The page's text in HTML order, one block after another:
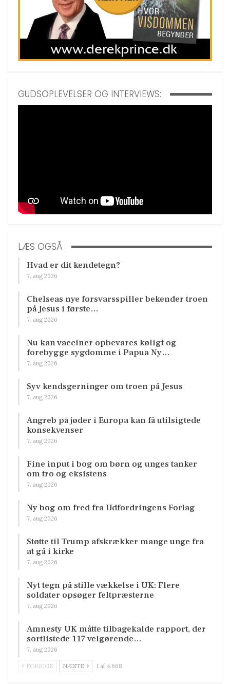
GUDSOPLEVELSER OG INTERVIEWS:
LÆS OGSÅ
Hvad er dit kendetegn?
7. aug 2026
Chelseas nye forsvarsspiller bekender troen
på Jesus i første…
7. aug 2026
Nu kan vacciner opbevares køligt og
forebygge sygdomme i Papua Ny…
7. aug 2026
Syv kendsgerninger om troen på Jesus
7. aug 2026
Angreb på jøder i Europa kan få utilsigtede
konsekvenser
7. aug 2026
Fine input i bog om børn og unges tanker
om tro og eksistens
7. aug 2026
Ny bog om fred fra Udfordringens Forlag
7. aug 2026
Støtte til Trump afskrækker mange unge fra
at gå i kirke
7. aug 2026
Nyt tegn på stille vækkelse i UK: Flere
soldater opsøger feltpræsterne
7. aug 2026
Amnesty UK måtte tilbagekalde rapport, der
sortlistede 117 velgørende…
7. aug 2026
FORRIGE NÆSTE 1 af 4.668